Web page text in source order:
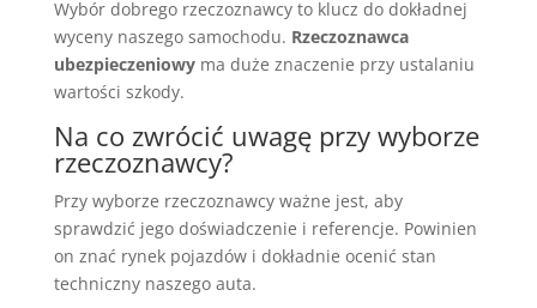
Wybór dobrego rzeczoznawcy to klucz do dokładnej
wyceny naszego samochodu. Rzeczoznawca
ubezpieczeniowyma duże znaczenie przy ustalaniu
wartości szkody.
Na co zwrócić uwagę przy wyborze
rzeczoznawcy?
Przy wyborze rzeczoznawcy ważne jest, aby
sprawdzić jego doświadczenie i referencje. Powinien
on znać rynek pojazdów i dokładnie ocenić stan
techniczny naszego auta.